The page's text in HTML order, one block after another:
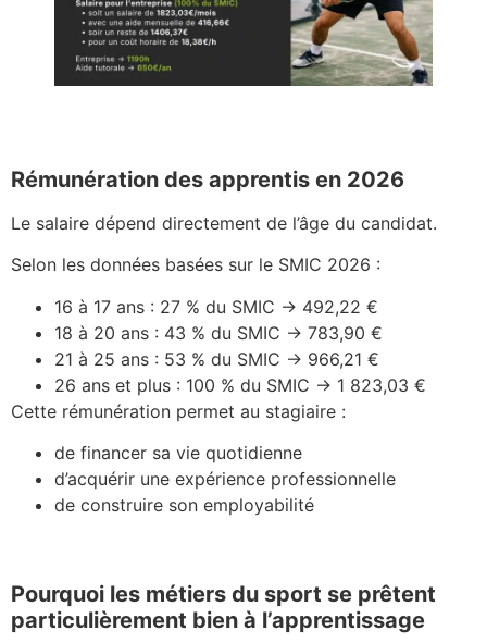
Rémunération des apprentis en 2026
Le salaire dépend directement de l’âge du candidat.
Selon les données basées sur le SMIC 2026 :
16 à 17 ans : 27 % du SMIC → 492,22 €
18 à 20 ans : 43 % du SMIC → 783,90 €
21 à 25 ans : 53 % du SMIC → 966,21 €
26 ans et plus : 100 % du SMIC → 1 823,03 €
Cette rémunération permet au stagiaire :
de financer sa vie quotidienne
d’acquérir une expérience professionnelle
de construire son employabilité
Pourquoi les métiers du sport se prêtent
particulièrement bien à l’apprentissage